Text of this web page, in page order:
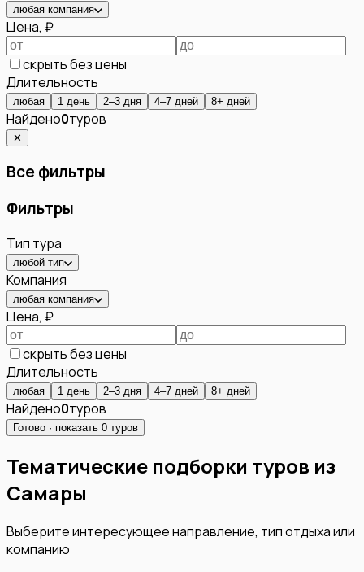
любая компания
Цена, ₽
скрыть без цены
Длительность
любая 1 день 2–3 дня 4–7 дней 8+ дней
Найдено0туров
✕
Все фильтры
Фильтры
Тип тура
любой тип
Компания
любая компания
Цена, ₽
скрыть без цены
Длительность
любая 1 день 2–3 дня 4–7 дней 8+ дней
Найдено0туров
Готово · показать 0 туров
Тематические подборки туров из
Самары
Выберите интересующее направление, тип отдыха или
компанию